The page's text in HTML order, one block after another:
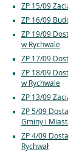
ZP 15/09
ZP 16/09
ZP 19/09
w Rychwale
ZP 17/09
ZP 18/09
w Rychwale
ZP 13/09
ZP 5/09
Gminy i
ZP 4/09
Rychwał